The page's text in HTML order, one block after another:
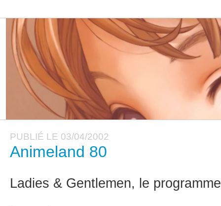
PUBLIÉ LE 03/04/2002
Animeland 80
Ladies & Gentlemen, le